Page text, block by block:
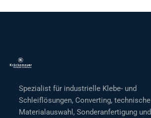
Spezialist für industrielle Klebe- und
Schleiflösungen, Converting, technische
Materialauswahl, Sonderanfertigung und